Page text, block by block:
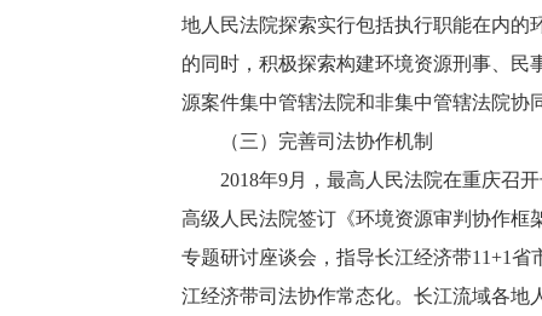
地人民法院探索实行包括执行职能在内的
的同时，积极探索构建环境资源刑事、
源案件集中管辖法院和非集中管辖法院协
（三）完善司法协作机制
2018年9月，最高人民法院在重庆召开
高级人民法院签订《环境资源审判协作框
专题研讨座谈会，指导长江经济带11+1
江经济带司法协作常态化。长江流域各地